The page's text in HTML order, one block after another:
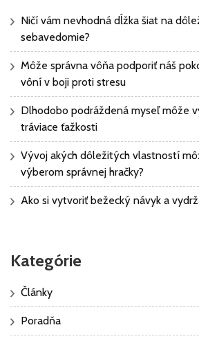
Ničí vám nevhodná dĺžka šiat na
sebavedomie?
Môže správna vôňa podporiť náš
vôní v boji proti stresu
Dlhodobo podráždená myseľ môže
tráviace ťažkosti
Vývoj akých dôležitých vlastností
výberom správnej hračky?
Ako si vytvoriť bežecký návyk a
Kategórie
Články
Poradňa